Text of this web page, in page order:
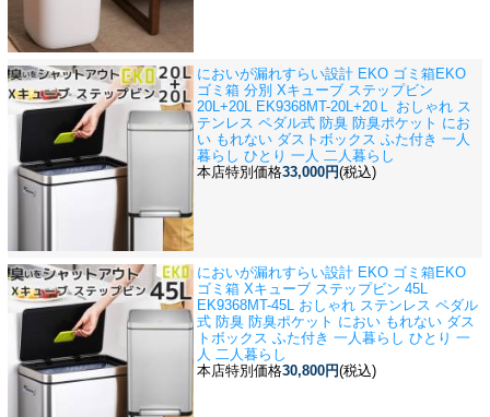
においが漏れすらい設計 EKO ゴミ箱EKO
ゴミ箱 分別 Xキューブ ステップビン
20L+20L EK9368MT-20L+20Ｌ おしゃれ ス
テンレス ペダル式 防臭 防臭ポケット にお
い もれない ダストボックス ふた付き 一人
暮らし ひとり 一人 二人暮らし
本店特別価格33,000円(税込)
においが漏れすらい設計 EKO ゴミ箱EKO
ゴミ箱 Xキューブ ステップビン 45L
EK9368MT-45L おしゃれ ステンレス ペダル
式 防臭 防臭ポケット におい もれない ダス
トボックス ふた付き 一人暮らし ひとり 一
人 二人暮らし
本店特別価格30,800円(税込)